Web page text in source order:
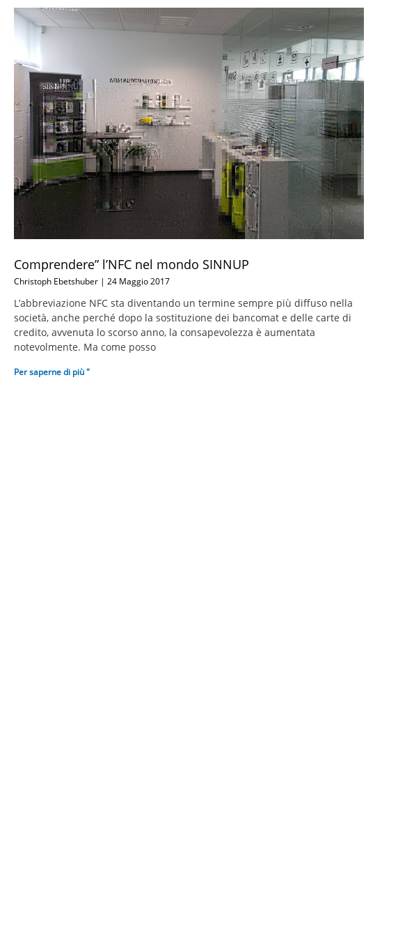
Comprendere” l’NFC nel mondo SINNUP
Christoph Ebetshuber 24 Maggio 2017
L’abbreviazione NFC sta diventando un termine sempre più diffuso nella
società, anche perché dopo la sostituzione dei bancomat e delle carte di
credito, avvenuta lo scorso anno, la consapevolezza è aumentata
notevolmente. Ma come posso
Per saperne di più "